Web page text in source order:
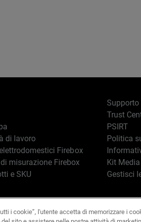
di lavoro
Firebox
misurazione Firebox
e SKU
Supporto
Trust
PSIRT
Politica
Kit
Gestisci
Copyright ©
i cookie”, l'utente accetta di memorizzare i